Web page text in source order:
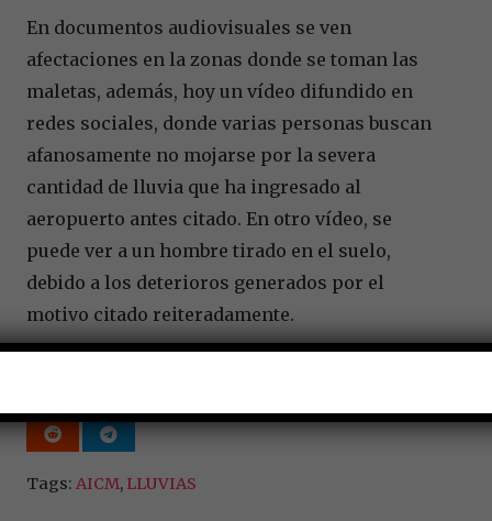
En documentos audiovisuales se ven
afectaciones en la zonas donde se toman las
maletas, además, hoy un vídeo difundido en
redes sociales, donde varias personas buscan
afanosamente no mojarse por la severa
cantidad de lluvia que ha ingresado al
aeropuerto antes citado. En otro vídeo, se
puede ver a un hombre tirado en el suelo,
debido a los deterioros generados por el
motivo citado reiteradamente.
Tags: AICM, LLUVIAS